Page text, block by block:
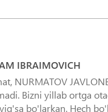
IBRAIMOVICH
NURMATOV
Bizni yillab ortga
bo'larkan. Hech